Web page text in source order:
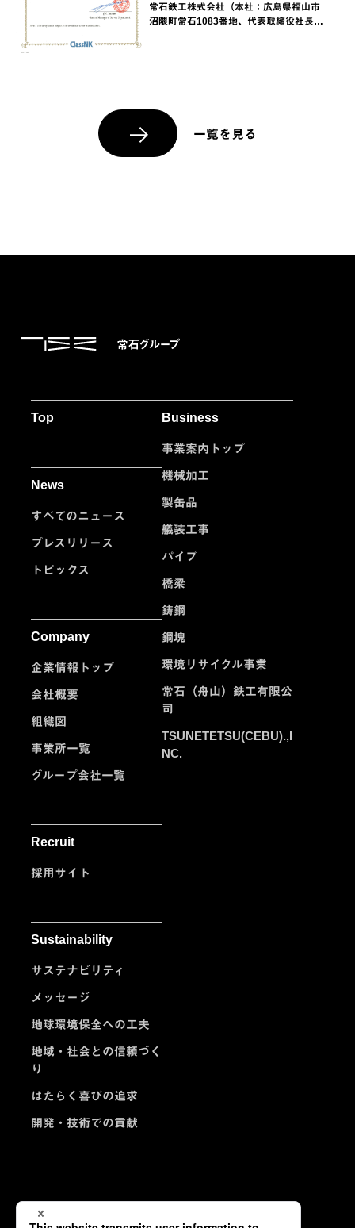
常石鉄工株式会社（本社：広島県福山市
沼隈町常石1083番地、代表取締役社長：
一覧を見る
Top
News
すべてのニュース
プレスリリース
トピックス
Company
企業情報トップ
会社概要
組織図
事業所一覧
グループ会社一覧
Recruit
採用サイト
Sustainability
サステナビリティ
メッセージ
地球環境保全への工夫
地域・社会との信頼づく
り
はたらく喜びの追求
開発・技術での貢献
Business
事業案内トップ
機械加工
製缶品
艤装工事
パイプ
橋梁
鋳鋼
鋼塊
環境リサイクル事業
常石（舟山）鉄工有限公
司
TSUNETETSU(CEBU).,I
NC.
お問い合わせ